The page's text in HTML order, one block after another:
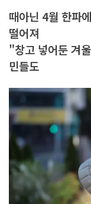
때아닌 4월 한파
떨어져
"창고 넣어둔 겨
민들도